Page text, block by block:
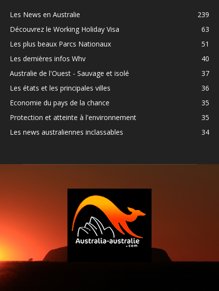
Les News en Australie
239
Découvrez le Working Holiday Visa
63
Les plus beaux Parcs Nationaux
51
Les dernières infos Whv
40
Australie de l'Ouest - Sauvage et isolé
37
Les états et les principales villes
36
Economie du pays de la chance
35
Protection et atteinte à l'environnement
35
Les news australiennes inclassables
34